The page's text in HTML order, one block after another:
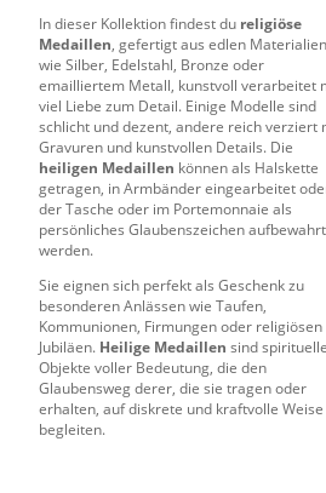
In dieser Kollektion findest du religiöse
Medaillen, gefertigt aus edlen Materialien
wie Silber, Edelstahl, Bronze oder
emailliertem Metall, kunstvoll verarbeitet
viel Liebe zum Detail. Einige Modelle sind
schlicht und dezent, andere reich verziert
Gravuren und kunstvollen Details. Die
heiligen Medaillen können als Halskette
getragen, in Armbänder eingearbeitet
der Tasche oder im Portemonnaie als
persönliches Glaubenszeichen aufbewahrt
werden.
Sie eignen sich perfekt als Geschenk zu
besonderen Anlässen wie Taufen,
Kommunionen, Firmungen oder religiösen
Jubiläen. Heilige Medaillen sind spirituelle
Objekte voller Bedeutung, die den
Glaubensweg derer, die sie tragen oder
erhalten, auf diskrete und kraftvolle Weise
begleiten.